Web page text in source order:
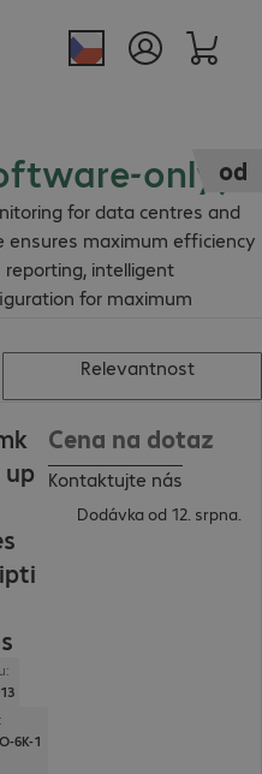
only)
for data centres and
ensures maximum efficiency
reporting, intelligent
for maximum
od
Relevantnost
up
6K-1
Cena na dotaz
Kontaktujte nás
Dodávka od 12. srpna.